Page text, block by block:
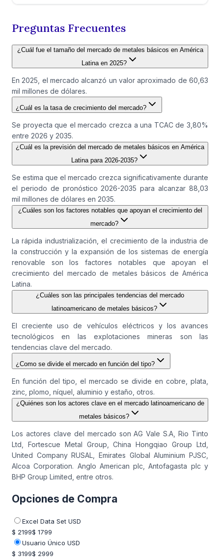
Preguntas Frecuentes
¿Cuál fue el tamaño del mercado de metales básicos en América
Latina en 2025?
En 2025, el mercado alcanzó un valor aproximado de 60,63
mil millones de dólares.
¿Cuál es la tasa de crecimiento del mercado?
Se proyecta que el mercado crezca a una TCAC de 3,80%
entre 2026 y 2035.
¿Cuál es la previsión del mercado de metales básicos en América
Latina para 2026-2035?
Se estima que el mercado crezca significativamente durante
el periodo de pronóstico 2026-2035 para alcanzar 88,03
mil millones de dólares en 2035.
¿Cuáles son los factores notables que apoyan el crecimiento del
mercado?
La rápida industrialización, el crecimiento de la industria de
la construcción y la expansión de los sistemas de energía
renovable son los factores notables que apoyan el
crecimiento del mercado de metales básicos de América
Latina.
¿Cuáles son las principales tendencias del mercado
latinoamericano de metales básicos?
El creciente uso de vehículos eléctricos y los avances
tecnológicos en las explotaciones mineras son las
tendencias clave del mercado.
¿Como se divide el mercado en función del tipo?
En función del tipo, el mercado se divide en cobre, plata,
zinc, plomo, níquel, aluminio y estaño, otros.
¿Quiénes son los actores clave en el mercado latinoamericano de
metales básicos?
Los actores clave del mercado son AG Vale S.A, Rio Tinto
Ltd, Fortescue Metal Group, China Hongqiao Group Ltd,
United Company RUSAL, Emirates Global Aluminium PJSC,
Alcoa Corporation. Anglo American plc, Antofagasta plc y
BHP Group Limited, entre otros.
Opciones de Compra
Excel Data Set USD
$ 2199$ 1799
Usuario Único USD
$ 3199$ 2999